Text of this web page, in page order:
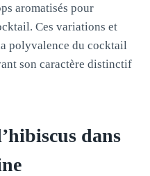
aromatisés pour
Ces variations et
polyvalence du cocktail
son caractère distinctif
dans